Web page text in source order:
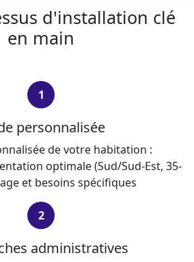
d'installation clé
en main
1
personnalisée
de votre habitation :
optimale (Sud/Sud-Est, 35-
et besoins spécifiques
2
administratives